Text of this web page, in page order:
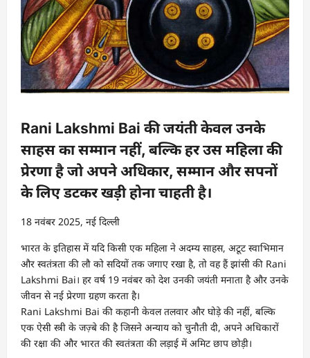
Rani Lakshmi Bai की जयंती केवल उनके
साहस का सम्मान नहीं, बल्कि हर उस महिला की
प्रेरणा है जो अपने अधिकार, सम्मान और सपनों
के लिए डटकर खड़ी होना चाहती है।
18 नवंबर 2025, नई दिल्ली
भारत के इतिहास में यदि किसी एक महिला ने अदम्य साहस, अटूट स्वाभिमान
और स्वतंत्रता की लौ को सदियों तक जगाए रखा है, तो वह हैं झांसी की Rani
Lakshmi Bai। हर वर्ष 19 नवंबर को देश उनकी जयंती मनाता है और उनके
जीवन से नई प्रेरणा ग्रहण करता है।
Rani Lakshmi Bai की कहानी केवल तलवार और घोड़े की नहीं, बल्कि
एक ऐसी स्त्री के जज़्बे की है जिसने अन्याय को चुनौती दी, अपने अधिकारों
की रक्षा की और भारत की स्वतंत्रता की लड़ाई में अमिट छाप छोड़ी।